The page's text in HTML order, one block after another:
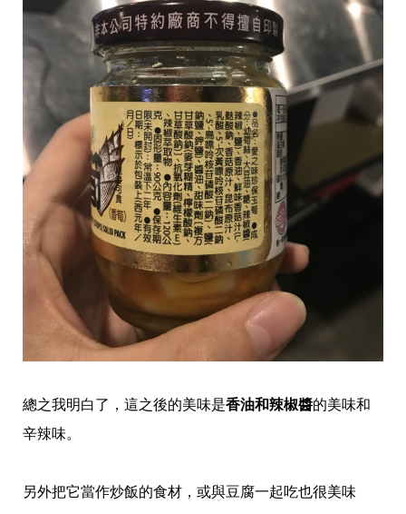
總之我明白了，這之後的美味是香油和辣椒醬的美味和
辛辣味。
另外把它當作炒飯的食材，或與豆腐一起吃也很美味